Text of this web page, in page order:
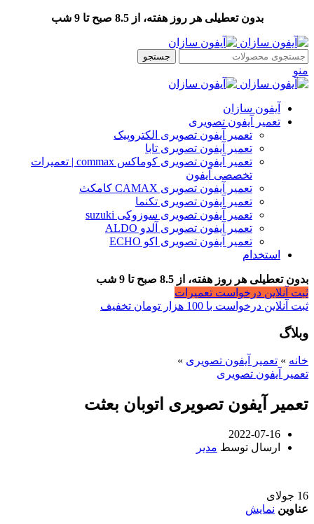
بدون تعطیلی هر روز هفته، از 8.5 صبح تا 9 شب
جستجو
منو
آیفون سازان
تعمیر آیفون تصویری
تعمیر آیفون تصویری الکتروپیک
تعمیر آیفون تصویری تابا
تعمیر آیفون تصویری کوماکس commax | تعمیرات
تخصصی آیفون
تعمیر آیفون تصویری CAMAX کامکث
تعمیر آیفون تصویری تکنما
تعمیر آیفون تصویری سوزوکی suzuki
تعمیر آیفون تصویری آلدو ALDO
تعمیر آیفون تصویری اکو ECHO
استخدام
بدون تعطیلی هر روز هفته، از 8.5 صبح تا 9 شب
ثبت آنلاین درخواست تعمیرات
ثبت آنلاین درخواست با 100 هزار تومان تخفیف
وبلاگ
خانه » تعمیر آیفون تصویری »
تعمیر آیفون تصویری
تعمیر آیفون تصویری اتوبان بعثت
2022-07-16
ارسال توسط مدیر
16 جولای
عناوین نمایش